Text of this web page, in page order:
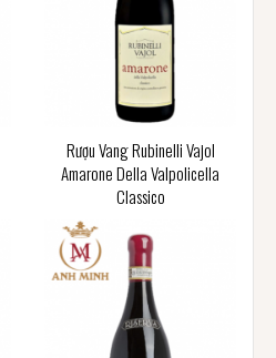
Rượu Vang Rubinelli Vajol
Amarone Della Valpolicella
Classico